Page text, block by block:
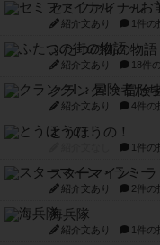
セミファイナル
紹介文あり 1件の
ふたつの街の物語
紹介文あり 18件
クランク! ：冒険
紹介文あり 4件の
とうほうの！
1件の
スターマイン・
紹介文あり 2件の
海兵隊
紹介文あり 1件の